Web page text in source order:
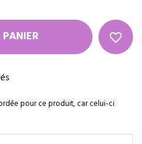
favorite_border
pour ce produit, car celui-ci